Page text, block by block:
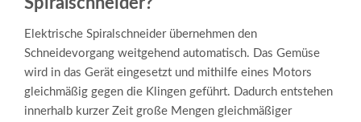
Elektrische Spiralschneider übernehmen den
Schneidevorgang weitgehend automatisch. Das Gemüse
wird in das Gerät eingesetzt und mithilfe eines Motors
gleichmäßig gegen die Klingen geführt. Dadurch entstehen
innerhalb kurzer Zeit große Mengen gleichmäßiger